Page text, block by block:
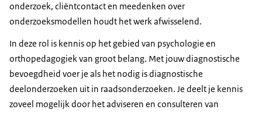
Audiobeschrijving
mp35.3 MB
Download
onderzoek, cliëntcontact en meedenken over
onderzoeksmodellen houdt het werk afwisselend.
In deze rol is kennis op het gebied van psychologie en
orthopedagogiek van groot belang. Met jouw diagnostische
bevoegdheid voer je als het nodig is diagnostische
deelonderzoeken uit in raadsonderzoeken. Je deelt je kennis
zoveel mogelijk door het adviseren en consulteren van